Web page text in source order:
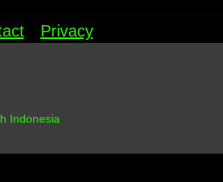
Privacy
Indonesia